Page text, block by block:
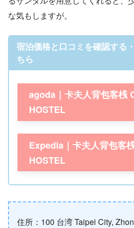
な気もしますが。
宿泊価格と口コミを確認する
ちら
agoda｜卡夫人背包客桟
HOSTEL
Expedia｜卡夫人背包客
HOSTEL
住所：100 台湾 Taipei City,